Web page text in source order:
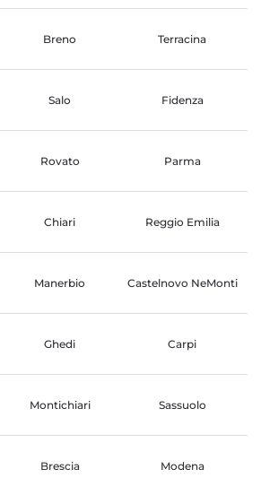
Breno Terracina
Salo Fidenza
Rovato Parma
Chiari Reggio Emilia
Manerbio Castelnovo NeMonti
Ghedi Carpi
Montichiari Sassuolo
Brescia Modena